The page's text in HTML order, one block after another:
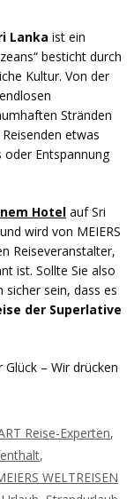
Lanka ist ein
besticht durch
Kultur. Von der
Stränden
etwas
Entspannung
Hotel auf Sri
wird von MEIERS
Reiseveranstalter,
ist. Sollte Sie also
sicher sein, dass es
der Superlative
– Wir drücken
Reise-Experten,
,
WELTREISEN